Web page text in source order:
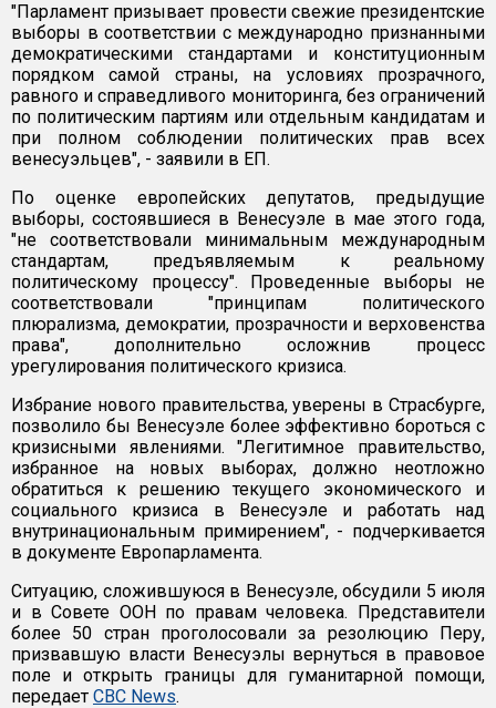
"Парламент призывает провести свежие президентские
выборы в соответствии с международно признанными
демократическими стандартами и конституционным
порядком самой страны, на условиях прозрачного,
равного и справедливого мониторинга, без ограничений
по политическим партиям или отдельным кандидатам и
при полном соблюдении политических прав всех
венесуэльцев", - заявили в ЕП.
По оценке европейских депутатов, предыдущие
выборы, состоявшиеся в Венесуэле в мае этого года,
"не соответствовали минимальным международным
стандартам, предъявляемым к реальному
политическому процессу". Проведенные выборы не
соответствовали "принципам политического
плюрализма, демократии, прозрачности и верховенства
права", дополнительно осложнив процесс
урегулирования политического кризиса.
Избрание нового правительства, уверены в Страсбурге,
позволило бы Венесуэле более эффективно бороться с
кризисными явлениями. "Легитимное правительство,
избранное на новых выборах, должно неотложно
обратиться к решению текущего экономического и
социального кризиса в Венесуэле и работать над
внутринациональным примирением", - подчеркивается
в документе Европарламента.
Ситуацию, сложившуюся в Венесуэле, обсудили 5 июля
и в Совете ООН по правам человека. Представители
более 50 стран проголосовали за резолюцию Перу,
призвавшую власти Венесуэлы вернуться в правовое
поле и открыть границы для гуманитарной помощи,
передает CBC News.